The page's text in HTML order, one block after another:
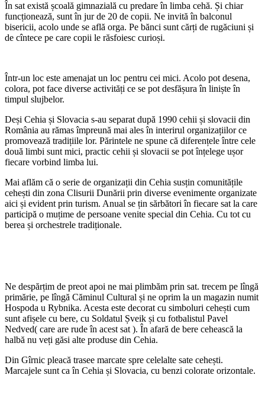
În sat există școală gimnazială cu predare în limba cehă. Și chiar
funcționează, sunt în jur de 20 de copii. Ne invită în balconul
bisericii, acolo unde se află orga. Pe bănci sunt cărți de rugăciuni și
de cîntece pe care copii le răsfoiesc curioși.
Într-un loc este amenajat un loc pentru cei mici. Acolo pot desena,
colora, pot face diverse activități ce se pot desfășura în liniște în
timpul slujbelor.
Deși Cehia și Slovacia s-au separat după 1990 cehii și slovacii din
România au rămas împreună mai ales în interirul organizațiilor ce
promovează tradițiile lor. Părintele ne spune că diferențele între cele
două limbi sunt mici, practic cehii și slovacii se pot înțelege ușor
fiecare vorbind limba lui.
Mai aflăm că o serie de organizații din Cehia susțin comunitățile
cehești din zona Clisurii Dunării prin diverse evenimente organizate
aici și evident prin turism. Anual se țin sărbători în fiecare sat la care
participă o muțime de persoane venite special din Cehia. Cu tot cu
berea și orchestrele tradiționale.
Ne despărțim de preot apoi ne mai plimbăm prin sat. trecem pe lîngă
primărie, pe lîngă Căminul Cultural și ne oprim la un magazin numit
Hospoda u Rybnika. Acesta este decorat cu simboluri cehești cum
sunt afișele cu bere, cu Soldatul Șveik și cu fotbalistul Pavel
Nedved( care are rude în acest sat ). În afară de bere cehească la
halbă nu veți găsi alte produse din Cehia.
Din Gîrnic pleacă trasee marcate spre celelalte sate cehești.
Marcajele sunt ca în Cehia și Slovacia, cu benzi colorate orizontale.